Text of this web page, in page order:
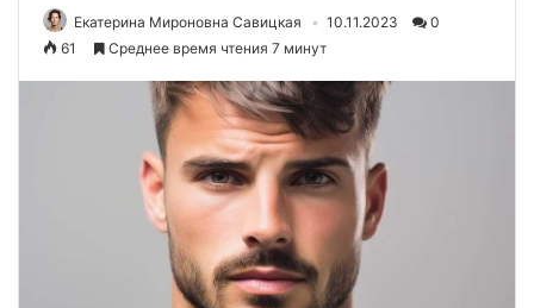
Екатерина Мироновна Савицкая 10.11.2023
0
61
Среднее время чтения 7 минут